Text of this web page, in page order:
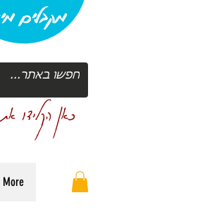
מקבלים
כאן הקלידו
More